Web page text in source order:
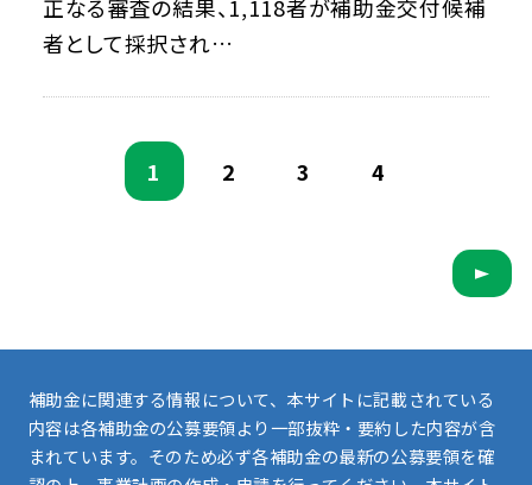
正なる審査の結果、1,118者が補助金交付候補
者として採択され…
1 2 3 4
補助金に関連する情報について、本サイトに記載されている
内容は各補助金の公募要領より一部抜粋・要約した内容が含
まれています。そのため必ず各補助金の最新の公募要領を確